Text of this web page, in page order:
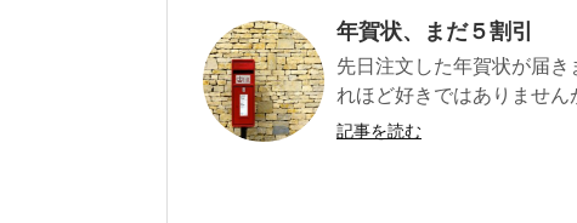
年賀状、まだ５割引
先日注文した年賀状が届
れほど好きではありませ
記事を読む